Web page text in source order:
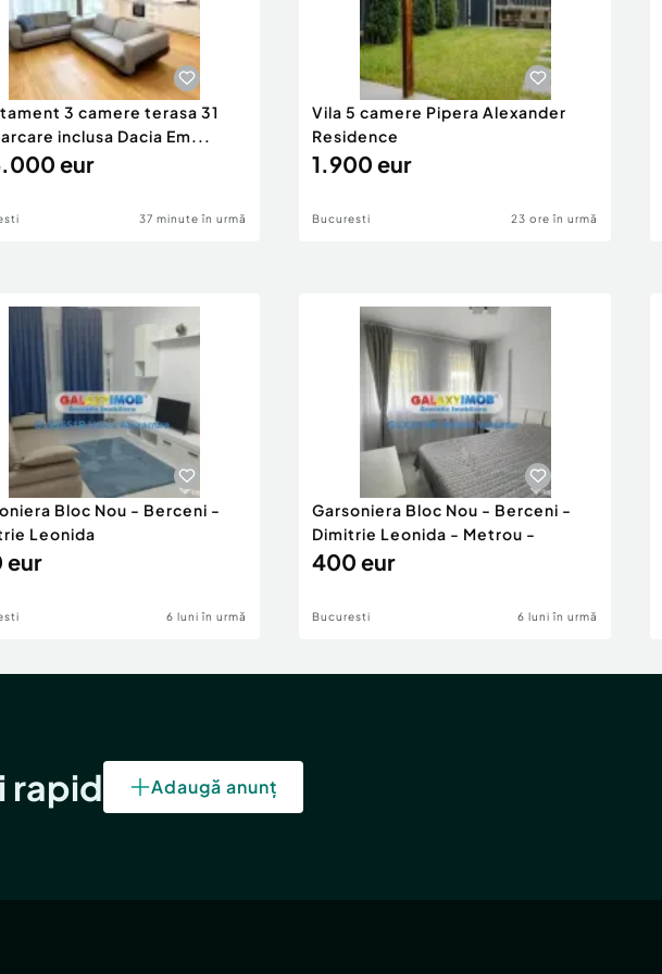
3 camere terasa 31
inclusa Dacia Em...
eur
37 minute în urmă
Vila 5 camere Pipera Alexander
Residence
1.900 eur
Bucuresti 23 ore în urmă
Bloc Nou - Berceni -
Leonida
eur
6 luni în urmă
Garsoniera Bloc Nou - Berceni -
Dimitrie Leonida - Metrou -
400 eur
Bucuresti 6 luni în urmă
rapid Adaugă anunț